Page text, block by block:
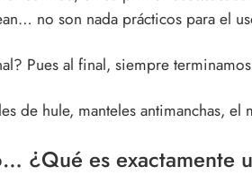
no son nada prácticos para el
Pues al final, siempre
de hule, manteles antimanchas,
¿Qué es exactamente